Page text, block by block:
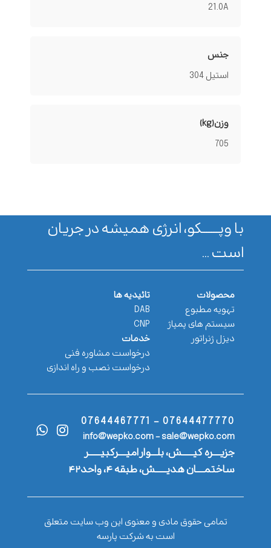
21.0A
جنس
استیل 304
وزن(kg)
705
با وپـــــــکو، انرژی همیشه در جریان
است ...
محصولات
تهویه مطبوع
سیستم های پمپاژ
دیزل ژنراتور
تائیدیه ها
DAB
CNP
خدمات
درخواست مشاوره فنی
درخواست نصب و راه اندازی
07644477770 - 07644467771
info@wepko.com - sale@wepko.com
جزیــــره کیــــــش، بلـــوار امیــــرکبیــــــر
ساختمــــان هدیــــــش، طبقه ۴، واحد۴۲
تمامی حقوق مادی و معنوی این وب سایت متعلق
است به شرکت پارسه